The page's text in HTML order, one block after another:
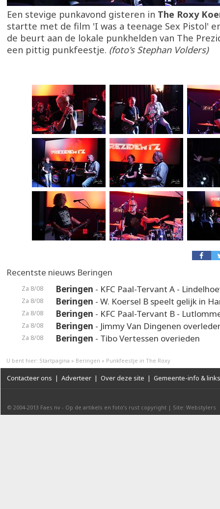
Een stevige punkavond gisteren in The Roxy
startte met de film 'I was a teenage Sex Pistol'
de beurt aan de lokale punkhelden van The
een pittig punkfeestje. (foto's Stephan Volders)
Recentste nieuws Beringen
Za 8/08 Beringen - KFC Paal-Tervant A -
Za 8/08 Beringen - W. Koersel B speelt gelijk in
Za 8/08 Beringen - KFC Paal-Tervant B -
Za 8/08 Beringen - Jimmy Van Dingenen
Za 8/08 Beringen - Tibo Vertessen overieden
U bent hier: Startpagina » Beringen » Punkfeestje in The Roxy
Contacteer ons | Adverteer | Over deze site | Gemeente-info & links
© 2004-2013 Faes nv - Op de artikels en foto’s rust copyright | Site: Webstylers